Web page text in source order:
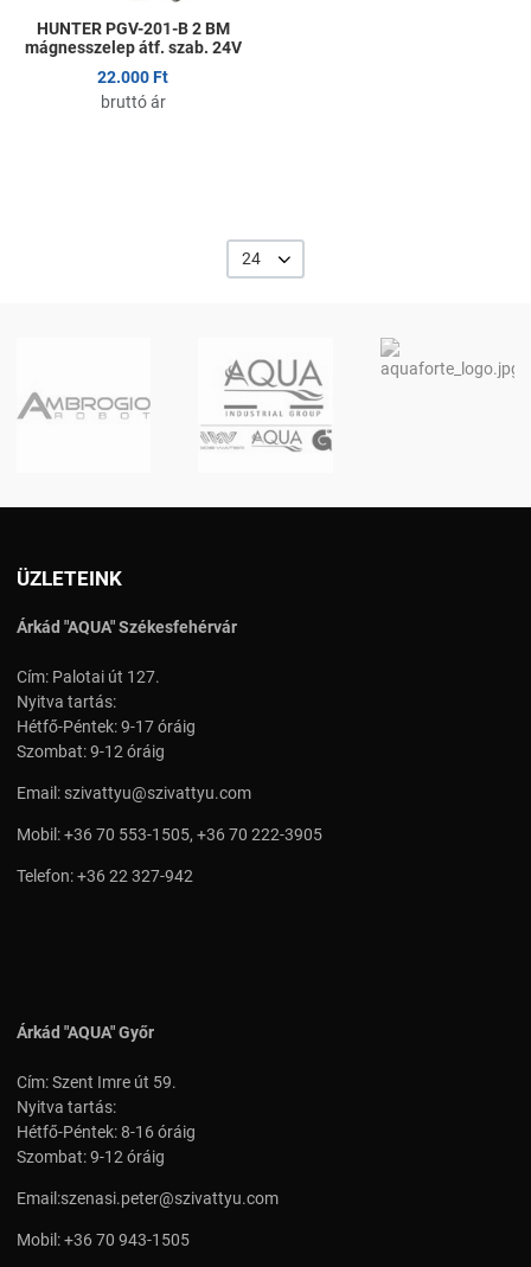
HUNTER PGV-201-B 2 BM
mágnesszelep átf. szab. 24V
22.000 Ft
bruttó ár
24
ÜZLETEINK
Árkád "AQUA" Székesfehérvár
Cím: Palotai út 127.
Nyitva tartás:
Hétfő-Péntek: 9-17 óráig
Szombat: 9-12 óráig
Email: szivattyu@szivattyu.com
Mobil:+36 70 553-1505, +36 70 222-3905
Telefon:+36 22 327-942
Árkád "AQUA" Győr
Cím: Szent Imre út 59.
Nyitva tartás:
Hétfő-Péntek: 8-16 óráig
Szombat: 9-12 óráig
Email:szenasi.peter@szivattyu.com
Mobil:+36 70 943-1505